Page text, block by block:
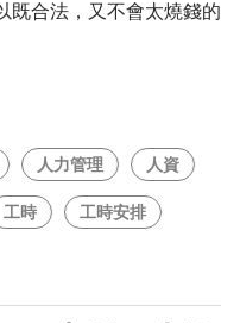
既合法，又不會太燒錢的
人力管理 人資
工時 工時安排